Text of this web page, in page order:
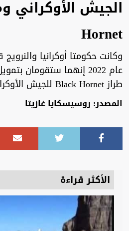
Hornet
وكانت حكومتا أوكرانيا
طراز Black Hornet للجيش الأوكراني.
المصدر: روسيسكايا غازيتا
الأكثر قراءة